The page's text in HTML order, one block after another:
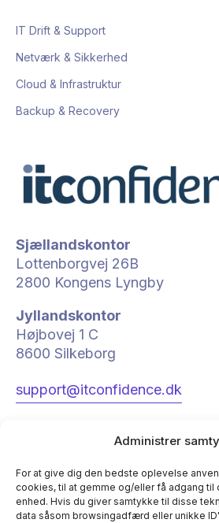
Administrer
For at give dig den bedste oplev­else
cookies, til at gemme og/eller få adgang til
enhed. Hvis du giver samtykke til disse
data såsom browsingadfærd eller unikke
IT Drift & Support
Netværk & Sikkerhed
Cloud & Infrastruktur
Backup & Recovery
Sjællandskontor
Lottenborgvej 26B
2800 Kongens Lyngby
Jyllandskontor
Højbovej 1 C
8600 Silkeborg
support@itconfidence.dk
HosIT Confidencetager vi ansvar